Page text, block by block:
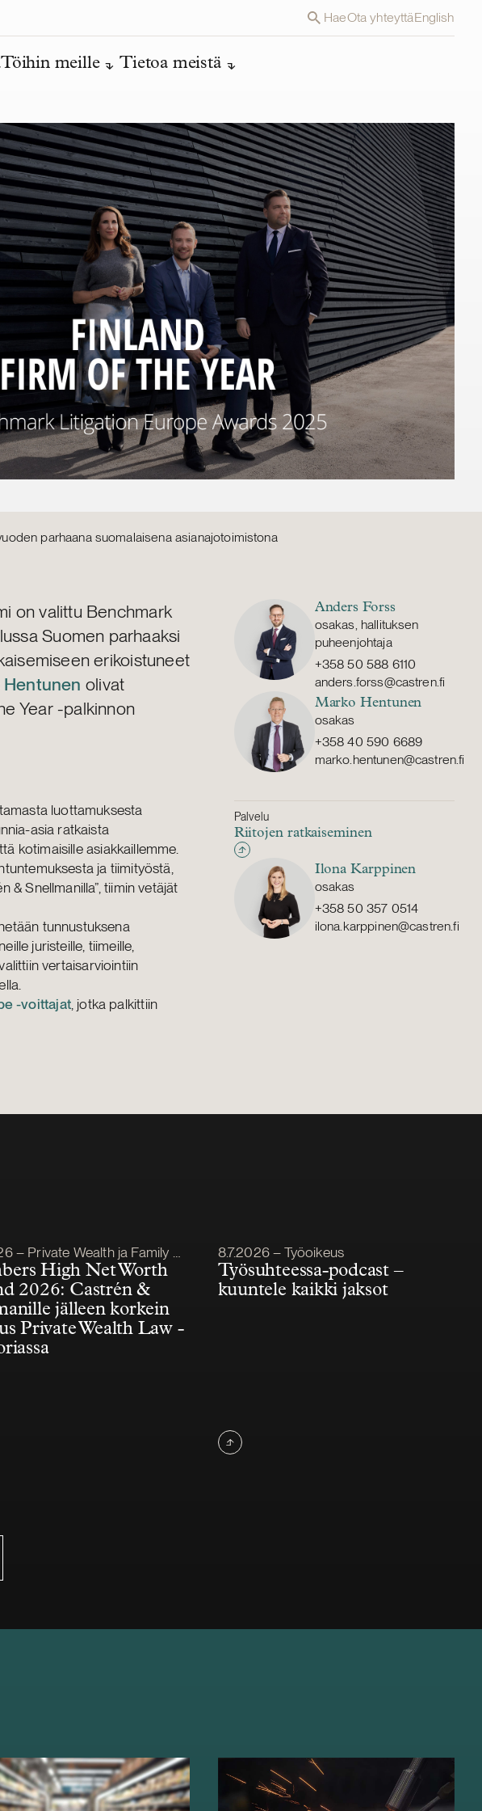
HaeOta yhteyttäEnglish
Töihin meille Tietoa meistä
parhaana suomalaisena asianajotoimistona
on valittu Benchmark
Suomen parhaaksi
erikoistuneet
Hentunen olivat
Year -palkinnon
Anders Forss
osakas, hallituksen
puheenjohtaja
+358 50 588 6110
anders.forss@castren.fi
Marko Hentunen
osakas
+358 40 590 6689
marko.hentunen@castren.fi
luottamuksesta
asia ratkaista
kotimaisille asiakkaillemme.
ja tiimityöstä,
Snellmanilla”, tiimin vetäjät
tunnustuksena
juristeille, tiimeille,
vertaisarviointiin
-voittajat, jotka palkittiin
Palvelu
Riitojen ratkaiseminen
Ilona Karppinen
osakas
+358 50 357 0514
ilona.karppinen@castren.fi
– Private Wealth ja Family Office
High Net Worth
2026: Castrén &
jälleen korkein
Private Wealth Law -
Julkaistu
8.7.2026 – Työoikeus
Työsuhteessa-podcast –
kuuntele kaikki jaksot